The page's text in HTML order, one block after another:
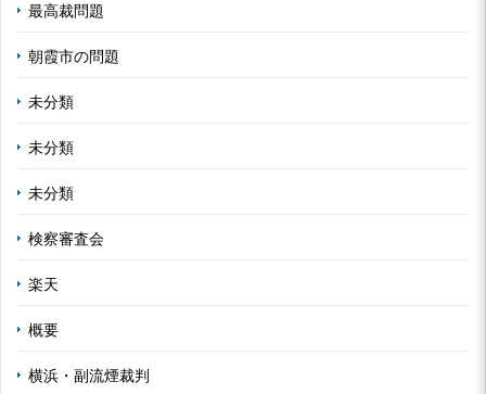
最高裁問題
朝霞市の問題
未分類
未分類
未分類
検察審査会
楽天
概要
横浜・副流煙裁判